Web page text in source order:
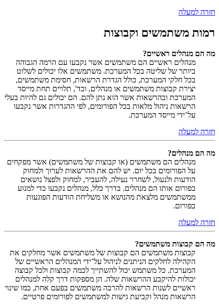
חזרה למעלה
רמות משתמשים וקבוצות
מה הם מנהלים ראשיים?
מנהלים ראשיים הם משתמשים אשר נקבעו עם הרמה הגבוהה
ביותר של שליטה בכל המערכת. משתמשים אלו יכולים לשלוט
בכל חלקי המערכת, כולל הגדרת הרשאות, חסימת משתמשים,
יצירת קבוצות משתמשים או מנהלים, וכד', תלויים תחת מייסד
המערכת ובהרשאות אשר הוא נתן להם. הם יכולים גם להיות בעלי
הרשאות ניהול מלאות בכל הפורומים, לפי ההגדרות אשר נקבעו
על־ידי מייסד המערכת.
חזרה למעלה
מה הם מנהלים?
מנהלים הם משתמשים (או קבוצות של משתמשים) אשר מפקחים
על הפורומים בכל יום. יש להם את ההרשאות לערוך ולמחוק
הודעות ולנעול, לשחרר נעילה, להעביר, למחוק ולפצל נושאים
בפורום אותו הם מנהלים. בדרך כלל, מנהלים נקבעו כדי למנוע
ממשתמשים מלצאת מהנושא או משליחת הודעות הפוגעות
בפורום.
חזרה למעלה
מה הם קבוצות משתמשים?
קבוצות משתמשים הם קבוצות של משתמשים אשר מחלקים את
הקהילה לחלקים הניתנים לניהול על־ידי המנהלים הראשיים של
המערכת. כל משתמש יכול להשתייך לכמה קבוצות ולכל קבוצה
יכולות להיקבע ההרשאות שלה. הן מספקות דרך קלה למנהלים
ראשיים לשנות הרשאות להרבה משתמשים בפעם אחת, כמו שינוי
הרשאות מנהל וקביעת גישות למשתמשים לפורומים פרטיים.